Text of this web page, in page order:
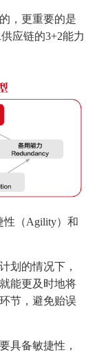
，更重要的是
应链的3+2能力
性（Agility）和
划的情况下，
能更及时地将
节，避免贻误
具备敏捷性，